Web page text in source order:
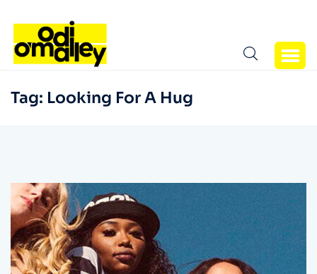
Tag: Looking For A Hug